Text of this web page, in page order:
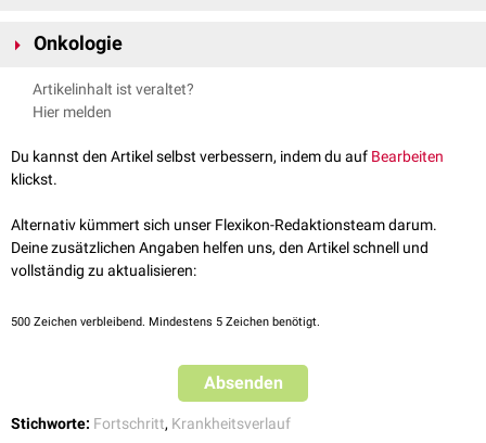
einer Verschlechterung der
diese Änderungen vollziehen, kann sehr unterschiedlich sein.
Rasch-progrediente
des Gesundheitszustandes führt.
diese Entwicklung über Wochen oder gar Jahre.
Onkologie
Das Voranschreiten einer
Onkologie alsTumorprogression
Pseudoprogressiondes Tumors kommen.
Artikelinhalt ist veraltet?
Hier melden
Du kannst den Artikel selbst verbessern, indem du auf Bearbeiten
klickst.
Alternativ kümmert sich unser Flexikon-Redaktionsteam darum.
Deine zusätzlichen Angaben helfen uns, den Artikel schnell und
vollständig zu aktualisieren:
500 Zeichen verbleibend. Mindestens 5 Zeichen benötigt.
Absenden
Stichworte: Fortschritt, Krankheitsverlauf